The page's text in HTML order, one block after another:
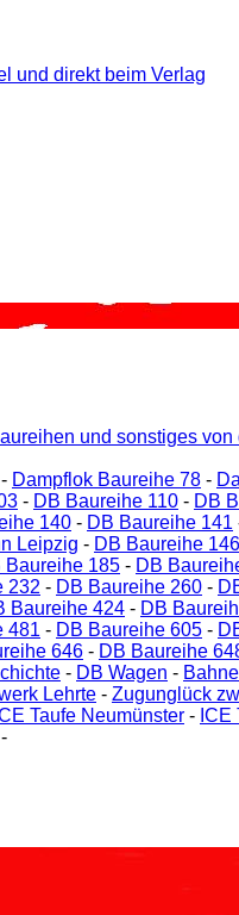
und direkt beim Verlag
und sonstiges von
- Dampflok Baureihe 78 -
- DB Baureihe 110 - DB
140 - DB Baureihe 141
Leipzig - DB Baureihe 146
Baureihe 185 - DB
232 - DB Baureihe 260 -
Baureihe 424 - DB
481 - DB Baureihe 605 -
646 - DB Baureihe
- DB Wagen -
Lehrte - Zugunglück
Taufe Neumünster - ICE
-